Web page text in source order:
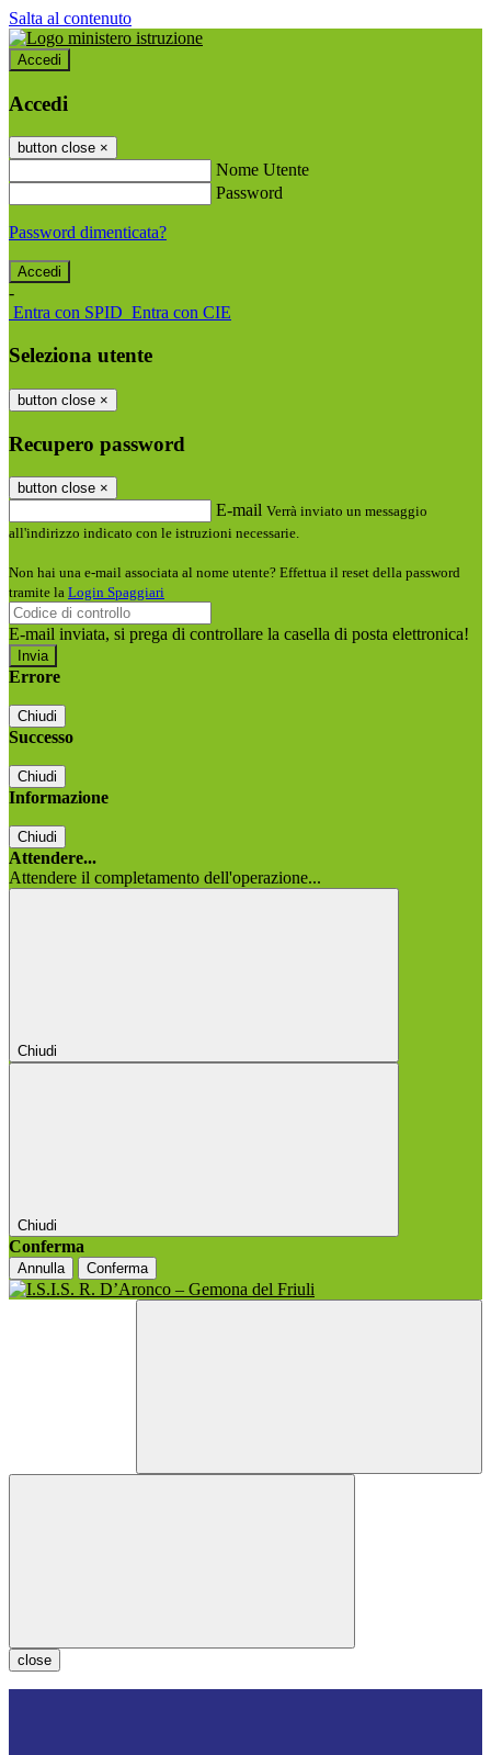
Salta al contenuto
Accedi
Accedi
button close ×
Nome Utente
Password
Password dimenticata?
-
Entra con SPID Entra con CIE
Seleziona utente
button close ×
Recupero password
button close ×
E-mail Verrà inviato un messaggio
all'indirizzo indicato con le istruzioni necessarie.
Non hai una e-mail associata al nome utente? Effettua il reset della password
tramite la Login Spaggiari
E-mail inviata, si prega di controllare la casella di posta elettronica!
Errore
Chiudi
Successo
Chiudi
Informazione
Chiudi
Attendere...
Attendere il completamento dell'operazione...
Chiudi
Chiudi
Conferma
Annulla Conferma
close